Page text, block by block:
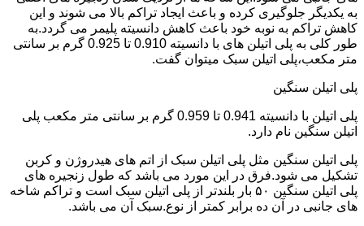
به یکدیگر جلوگیری کرده و باعث ایجاد تراکم بالا می شوند و این
کاهش تراکم به نوبه خود باعث کاهش دانسیته پلیمر می گردد.به
طور کلی به پلی اتیلن های با دانسیته 0.910 تا 0.925 گرم بر سانتی
متر مکعب،پلی اتیلن سبک میتوان گفت.
پلی اتیلن سنگین
پلی اتیلن با دانسیته 0.941 تا 0.959 گرم بر سانتی متر مکعب پلی
اتیلن سنگین نام دارد.
پلی اتیلن سنگین مثل پلی اتیلن سبک از اتم های هیدروژن و کربن
تشکیل می شود.فرق در این مورد می باشد که طول زنجیره های
پلی اتیلن سنگین ۵۰ بار بلندتر از پلی اتیلن سبک است و تراکم شاخه
های جانبی در آن ده برابر کمتر از نوع.سبک آن می باشد.